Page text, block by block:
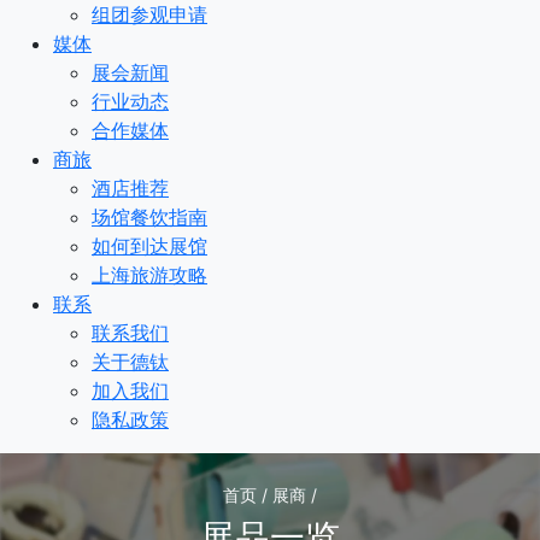
组团参观申请
媒体
展会新闻
行业动态
合作媒体
商旅
酒店推荐
场馆餐饮指南
如何到达展馆
上海旅游攻略
联系
联系我们
关于德钛
加入我们
隐私政策
首页 / 展商 /